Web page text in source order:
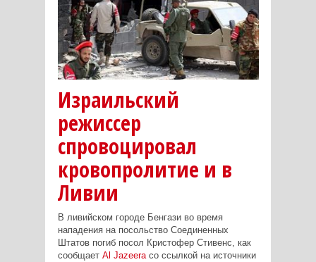
Израильский
режиссер
спровоцировал
кровопролитие и в
Ливии
В ливийском городе Бенгази во время
нападения на посольство Соединенных
Штатов погиб посол Кристофер Стивенс, как
сообщает Al Jazeeraсо ссылкой на источники